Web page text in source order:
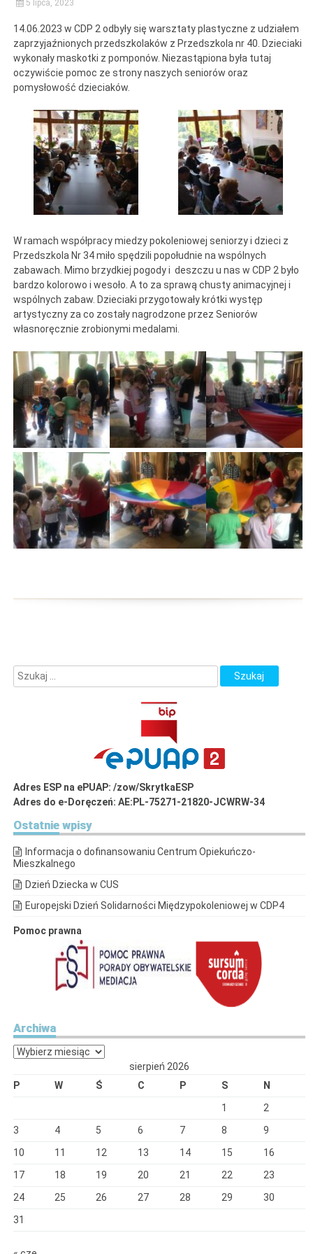
5 lipca, 2023
14.06.2023 w CDP 2 odbyły się warsztaty plastyczne z udziałem
zaprzyjaźnionych przedszkolaków z Przedszkola nr 40. Dzieciaki
wykonały maskotki z pomponów. Niezastąpiona była tutaj
oczywiście pomoc ze strony naszych seniorów oraz
pomysłowość dzieciaków.
W ramach współpracy miedzy pokoleniowej seniorzy i dzieci z
Przedszkola Nr 34 miło spędzili popołudnie na wspólnych
zabawach. Mimo brzydkiej pogody i deszczu u nas w CDP 2 było
bardzo kolorowo i wesoło. A to za sprawą chusty animacyjnej i
wspólnych zabaw. Dzieciaki przygotowały krótki występ
artystyczny za co zostały nagrodzone przez Seniorów
własnoręcznie zrobionymi medalami.
Adres ESP na ePUAP: /zow/SkrytkaESP
Adres do e-Doręczeń: AE:PL-75271-21820-JCWRW-34
Ostatnie wpisy
Informacja o dofinansowaniu Centrum Opiekuńczo-
Mieszkalnego
Dzień Dziecka w CUS
Europejski Dzień Solidarności Międzypokoleniowej w CDP4
Pomoc prawna
Archiwa
Archiwa
sierpień 2026
P
W Ś C P S
N
1
2
3
4 5 6 7 8
9
10
11 12 13 14 15
16
17
18 19 20 21 22
23
24
25 26 27 28 29
30
31